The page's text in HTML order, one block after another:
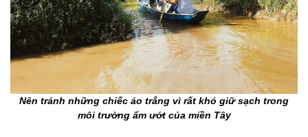
Nên tránh những chiếc áo trắng vì rất khó giữ sạch trong
môi trường ẩm ướt của miền Tây